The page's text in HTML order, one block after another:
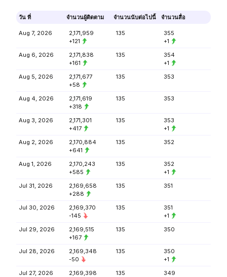
วัน ที่ จำนวนผู้ติดตาม จำนวนนับต่อไปนี้ จำนวนสื่อ
Aug 7, 2026
2,171,959
+121
135
355
+1
Aug 6, 2026
2,171,838
+161
135
354
+1
Aug 5, 2026
2,171,677
+58
135 353
Aug 4, 2026
2,171,619
+318
135 353
Aug 3, 2026
2,171,301
+417
135
353
+1
Aug 2, 2026
2,170,884
+641
135 352
Aug 1, 2026
2,170,243
+585
135
352
+1
Jul 31, 2026
2,169,658
+288
135 351
Jul 30, 2026
2,169,370
-145
135
351
+1
Jul 29, 2026
2,169,515
+167
135 350
Jul 28, 2026
2,169,348
-50
135
350
+1
Jul 27, 2026
2,169,398
135 349